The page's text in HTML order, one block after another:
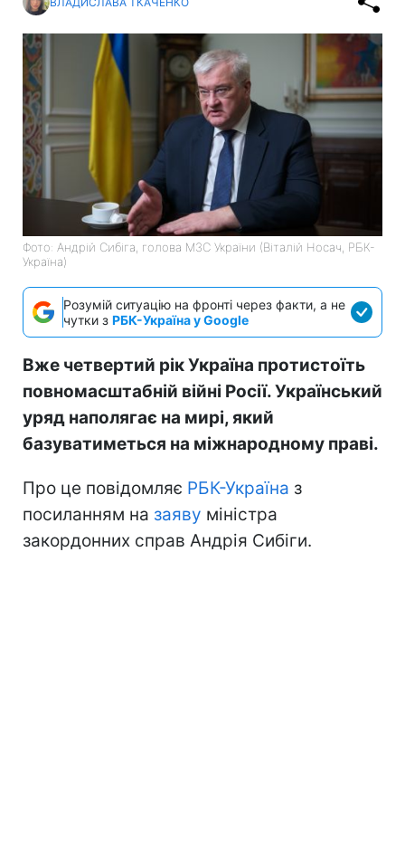
Фото: Андрій Сибіга, голова МЗС України (Віталій Носач, РБК-
Україна)
Розумій ситуацію на фронті через факти, а не
чутки з РБК-Україна у Google
Вже четвертий рік Україна протистоїть
повномасштабній війні Росії. Український
уряд наполягає на мирі, який
базуватиметься на міжнародному праві.
Про це повідомляє РБК-Україна з
посиланням на заяву міністра
закордонних справ Андрія Сибіги.